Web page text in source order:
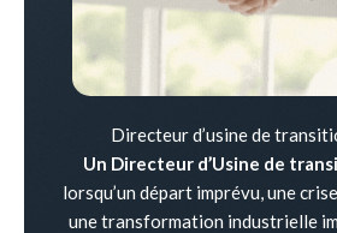
Directeur d’usine de
Un Directeur d’Usine de
lorsqu’un départ imprévu, une
une transformation industrielle